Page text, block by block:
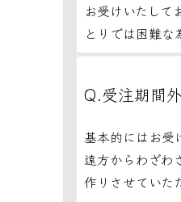
お受けいたして
とりでは困難な
Q.受注期間
基本的にはお受
遠方からわざわ
作りさせていた